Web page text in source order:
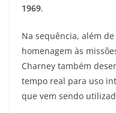
1969.
Na sequência, além
homenagem às
Charney também
tempo real para uso
que vem sendo